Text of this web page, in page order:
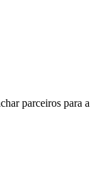
parceiros para a